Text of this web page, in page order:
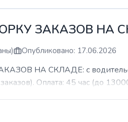
ЗАКАЗОВ НА
Опубликовано: 17.06.2026
НА СКЛАДЕ: с
Оплата: 45 час (до